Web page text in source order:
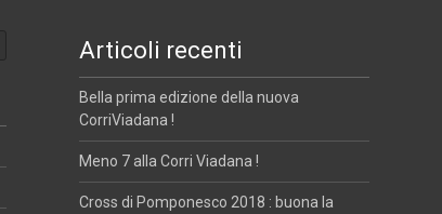
Articoli recenti
Bella prima edizione della nuova
CorriViadana !
Meno 7 alla Corri Viadana !
Cross di Pomponesco 2018 : buona la